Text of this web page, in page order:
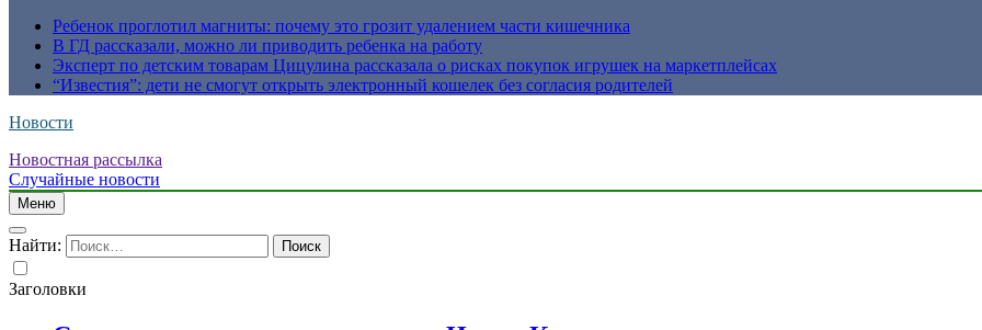
Ребенок проглотил магниты: почему это грозит удалением части кишечника
В ГД рассказали, можно ли приводить ребенка на работу
Эксперт по детским товарам Цицулина рассказала о рисках покупок игрушек на маркетплейсах
“Известия”: дети не смогут открыть электронный кошелек без согласия родителей
Новости
Новостная рассылка
Случайные новости
Меню
Найти:
Заголовки